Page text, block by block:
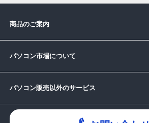
商品のご案内
パソコン市場について
パソコン販売以外のサービス